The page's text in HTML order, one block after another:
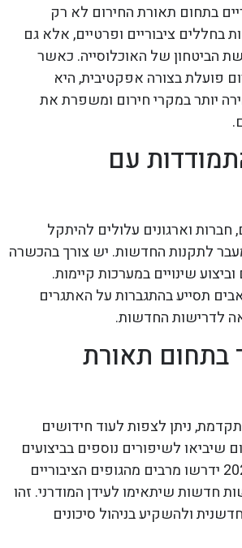
בתחום תאורת החירום לא רק
בחללים ציבוריים ופרטיים, אלא גם
הביטחון של האוכלוסייה. כאשר
פועלת בצורה אפקטיבית, היא
יותר במקרי חירום ומשפרת את
עם
חברות וארגונים עלולים להיתקל
לתקנות החדשות. יש צורך בהכשרה
שינויים במערכות קיימות.
תסייע בהתגברות על האתגרים
לדרישות החדשות.
בתחום תאורת
ניתן לצפות לעוד חידושים
שיביאו לשיפורים נוספים בביצועים
ובבטיחות. תקנות 2025 ידרשו מרבים מהגופים הציבוריים
חדשות שיתאימו לעידן המודרני. זהו
ולהשקיע בניהול סיכונים